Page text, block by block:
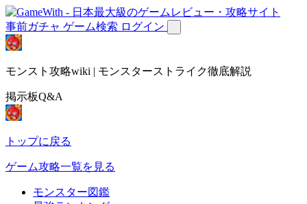
事前ガチャ ゲーム検索 ログイン
モンスト攻略wiki | モンスターストライク徹底解説
掲示板Q&A
トップに戻る
ゲーム攻略一覧を見る
モンスター図鑑